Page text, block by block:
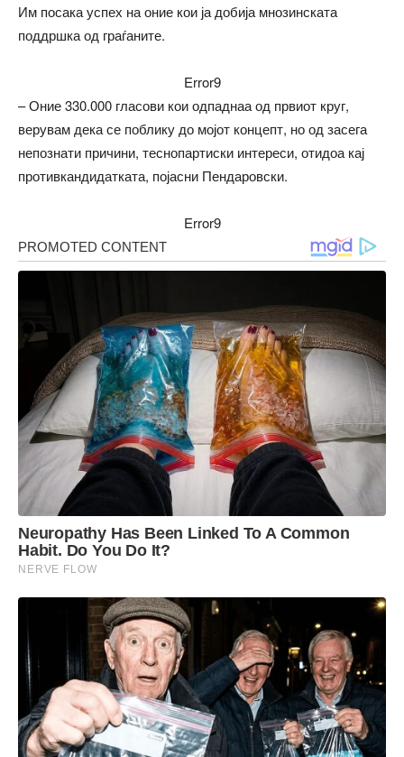
Им посака успех на оние кои ја добија мнозинската
поддршка од граѓаните.
Error9
– Оние 330.000 гласови кои одпаднаа од првиот круг,
верувам дека се поблику до мојот концепт, но од засега
непознати причини, теснопартиски интереси, отидоа кај
противкандидатката, појасни Пендаровски.
Error9